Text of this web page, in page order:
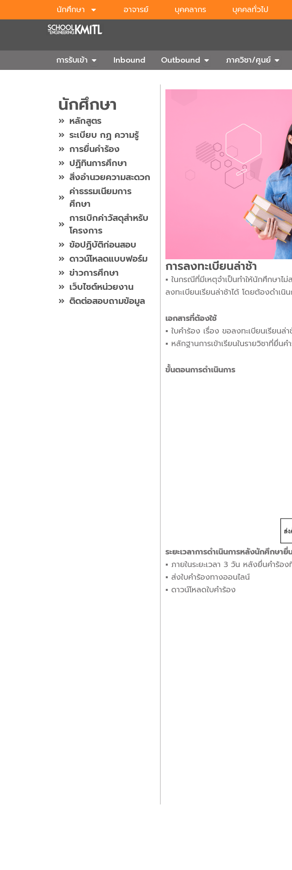
to
นักศึกษา อาจารย์ บุคคลากร บุคคลทั่วไป
การรับเข้า Open การรับเข้า
Inbound Outbound Open Outbound
ภาควิชา/ศูนย์
นักศึกษา
หลักสูตร
ระเบียบ กฏ ความรู้
การยื่นคำร้อง
ปฏิทินการศึกษา
สิ่งอำนวยความสะดวก
ค่าธรรมเนียมการ
ศึกษา
การเบิกค่าวัสดุสำหรับ
โครงการ
ข้อปฏิบัติก่อนสอบ
ดาวน์โหลดแบบฟอร์ม
ข่าวการศึกษา
เว็บไซต์หน่วยงาน
ติดต่อสอบถามข้อมูล
การลงทะเบียนล่าช้า
▪︎ ในกรณีที่มีเหตุจำเป็นทำให้นักศึกษาไ
ลงทะเบียนเรียนล่าช้าได้ โดยต้องดำเนิ
เอกสารที่ต้องใช้
▪︎ ใบคำร้อง เรื่อง ขอลงทะเบียนเรียนล่า
▪︎ หลักฐานการเข้าเรียนในรายวิชาที่ยื่นค
ขั้นตอนการดำเนินการ
ระยะเวลาการดำเนินการหลังนักศึกษา
▪︎ ภายในระยะเวลา 3 วัน หลังยื่นคำร้
▪︎ ส่งใบคำร้องทางออนไลน์
▪︎ ดาวน์โหลดใบคำร้อง